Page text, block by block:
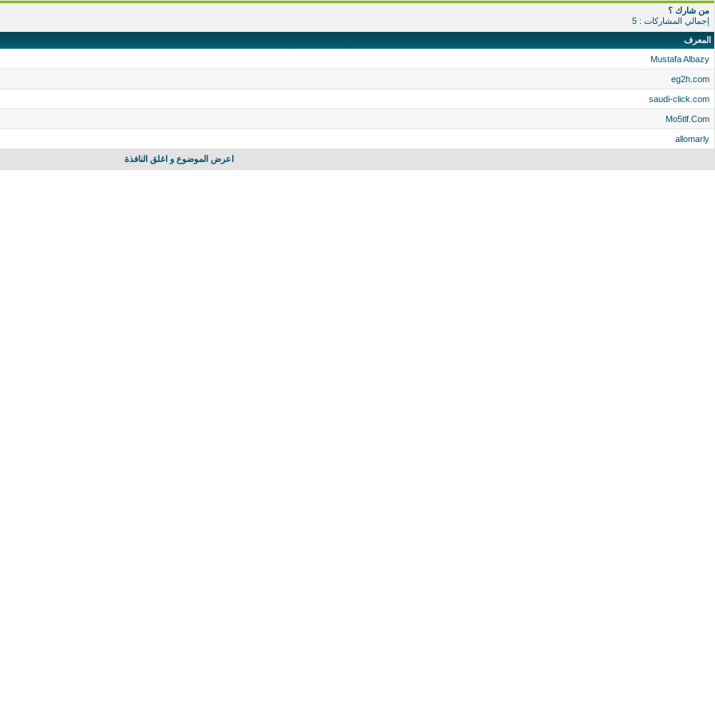
من شارك ؟
إجمالي المشاركات : 5
المعرف
Mustafa Albazy
eg2h.com
saudi-click.com
Mo5tlf.Com
allomarly
اعرض الموضوع و اغلق النافذة